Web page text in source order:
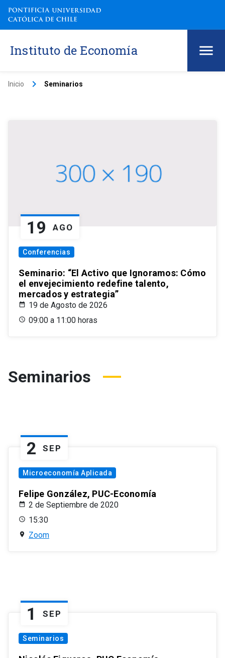
Instituto de Economía
Inicio keyboard_arrow_right Seminarios
19 AGO
Conferencias
Seminario: “El Activo que Ignoramos: Cómo
el envejecimiento redefine talento,
mercados y estrategia”
19 de Agosto de 2026
09:00 a 11:00 horas
Seminarios
2 SEP
Microeconomía Aplicada
Felipe González, PUC-Economía
2 de Septiembre de 2020
15:30
Zoom
1 SEP
Seminarios